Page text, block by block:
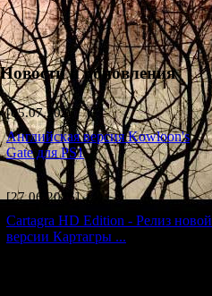
Новости и обновления
[05.07.2026] (7)
Английская версия Kowloon's
Gate для PS1
[27.06.2026] (4)
Cartagra HD Edition - Релиз новой
версии Картагры ...